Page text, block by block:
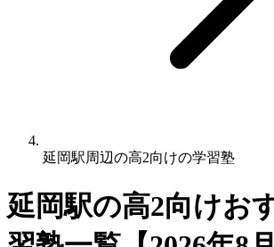
延岡駅周辺の高2向けの学習塾
延岡駅の高2向けお